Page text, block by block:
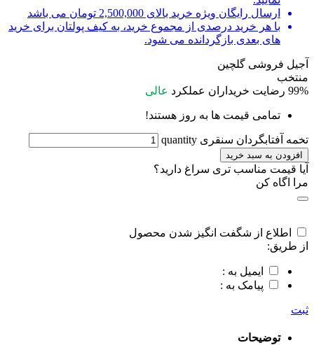
ارسال رایگان ویژه خرید بالای 2,500,000 تومان می باشد
با هر خرید درصدی از مجموع خرید، به کیف پولتان برای خرید
های بعدی بازگردانده می شود.
آجیل فروشی گلچین
منتخب
99% رضایت خریداران عملکرد عالی
تمامی قیمت ها به روز هستند!
تخمه آفتابگردان سنقری quantity
افزودن به سبد خرید
آیا قیمت مناسب تری سراغ دارید؟
مرا اگاه کن
اطلاع از شگفت انگیز شدن محصول
از طریق:
ایمیل به :
پیامک به :
ثبت
توضیحات